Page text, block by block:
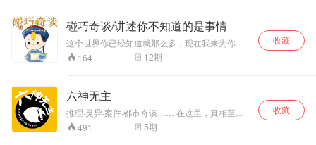
主要描述了男主人
公金明的坎坷人生
之路。从少年到中
年的传奇成长经
历。以淳朴逼真的
将人世间的善、
恶、美、丑依一展
现。 届时，五位一
直被民间热传的五
大圣身，将汇聚本
树林地，弯弯曲曲
的通往县城。另外
一条，在村西南，
途径两座山连接处
所以叫“柳树沟”。
相传柳树沟是个乱
葬岗，经常发生一
篇，涵盖宇宙、人
生、道德、政治等
诸多方面。本专辑
师，以其深厚的学
识与丰富的人生感
悟及处世哲学，带
碰巧奇谈/讲述你不知道的是事情
这个世界你已经知道就那么多，现在我来为你诉
说一些你不知道的事情
164 12期
收藏
六神无主
推理·灵异·案件·都市奇谈…… 在这里，真相至
上。491 5期
收藏